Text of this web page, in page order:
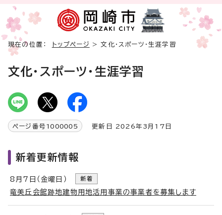
現在の位置： トップページ > 文化・スポーツ・生涯学習
文化・スポーツ・生涯学習
ページ番号 1000005 更新日 2026年3月17日
新着更新情報
8月7日（金曜日） 新着
竜美丘会館跡地建物用地活用事業の事業者を募集します